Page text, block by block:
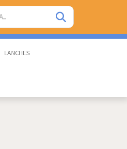
LANCHES